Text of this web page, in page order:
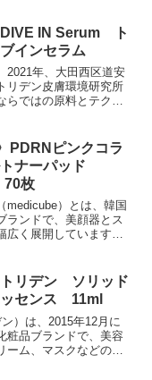
使用でき、化粧のノリ
ーサンベースです。重
、1本でなめらかな肌に
DIVE IN Serum ト
インセラム
2021年、大田西区道安
リデン皮膚環境研究所
らではの原料とテクス
複合低分子ヒアルロン
り、ヒアルロン酸がよ
う分子サイズの異なる
酸を配合
PDRNピンクコラ
ナーパッド
70枚
medicube）とは、韓国
ランドで、美顔器とス
広く展開しています。
ピンクシリーズも
のある商品です。99％
PDRNをたっぷり配合
トリデン ソリッド
センス 11ml
）は、2015年12月に
粧品ブランドで、美容
ーム、マスクなどのス